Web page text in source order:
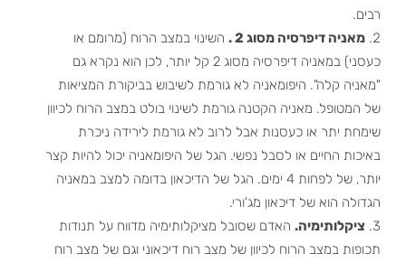
רבים.
מאניה דיפרסיה מסוג 2 .
השינוי במצב הרוח (מרומם או
כעסני) במאניה דיפרסיה מסוג 2 קל יותר, לכן הוא נקרא גם
"מאניה קלה". היפומאניה לא גורמת לשיבוש בביקורת המציאות
של המטופל. מאניה הקטנה גורמת לשינוי בולט במצב הרוח לכיוון
שימחת יתר או כעסנות אבל לרוב לא גורמת לירידה ניכרת
באיכות החיים או לסבל נפשי. הגל של היפומאניה יכול להיות קצר
יותר, של לפחות 4 ימים. הגל של הדיכאון בדומה למצב במאניה
הגדולה הוא של דיכאון מג'ורי.
ציקלותימיה.האדם שסובל מציקלותימיה מדווח על תנודות
תכופות במצב הרוח לכיוון של מצב רוח דיכאוני וגם של מצב רוח